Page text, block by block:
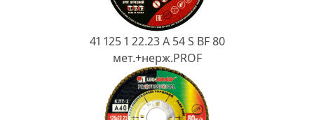
41 125 1 22.23 A 54 S BF 80
мет.+нерж.PROF